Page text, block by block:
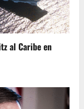
al Caribe en